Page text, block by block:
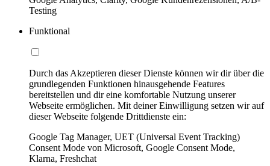
Testing
Funktional
Durch das Akzeptieren dieser Dienste können wir dir über die
grundlegenden Funktionen hinausgehende Features
bereitstellen und dir eine komfortable Nutzung unserer
Webseite ermöglichen. Mit deiner Einwilligung setzen wir auf
dieser Webseite folgende Drittdienste ein:
Google Tag Manager, UET (Universal Event Tracking)
Consent Mode von Microsoft, Google Consent Mode,
Klarna, Freshchat